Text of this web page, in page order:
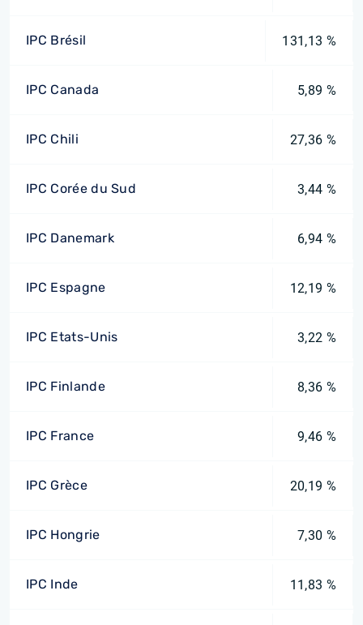
IPC Brésil 131,13 %
IPC Canada 5,89 %
IPC Chili 27,36 %
IPC Corée du Sud 3,44 %
IPC Danemark 6,94 %
IPC Espagne 12,19 %
IPC Etats-Unis 3,22 %
IPC Finlande 8,36 %
IPC France 9,46 %
IPC Grèce 20,19 %
IPC Hongrie 7,30 %
IPC Inde 11,83 %